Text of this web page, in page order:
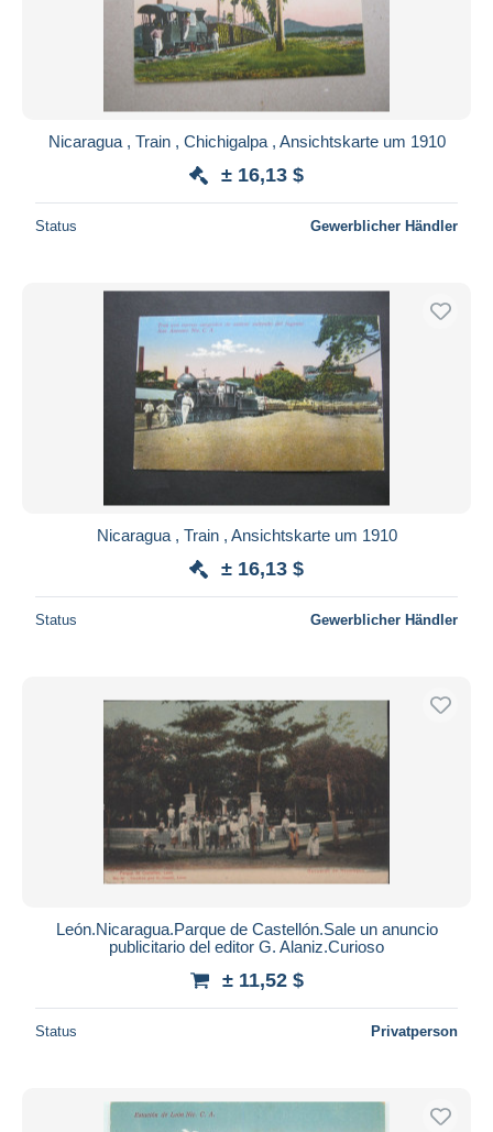
Nicaragua , Train , Chichigalpa , Ansichtskarte um 1910
± 16,13 $
Status Gewerblicher Händler
Nicaragua , Train , Ansichtskarte um 1910
± 16,13 $
Status Gewerblicher Händler
León.Nicaragua.Parque de Castellón.Sale un anuncio
publicitario del editor G. Alaniz.Curioso
± 11,52 $
Status Privatperson